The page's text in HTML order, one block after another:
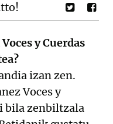
y Cuerdas
izan zen.
Voces y
bila zenbiltzala